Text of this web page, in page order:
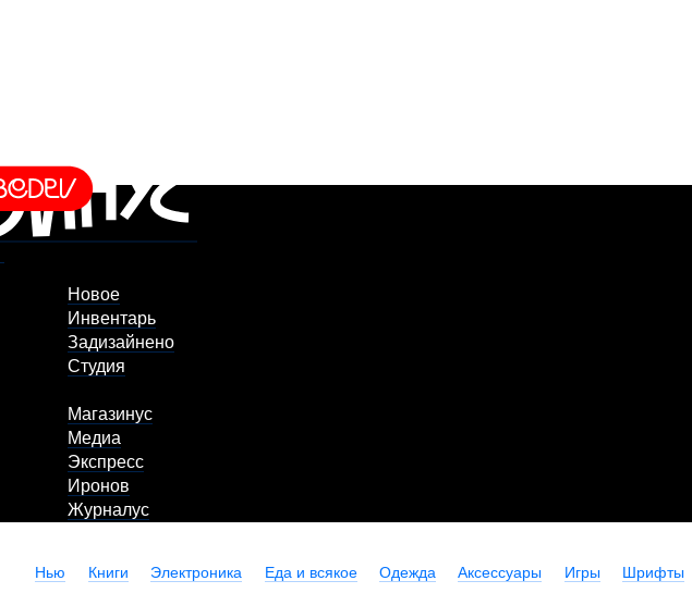
Новое
Инвентарь
Задизайнено
Студия
Магазинус
Медиа
Экспресс
Иронов
Журналус
Нью Книги Электроника Еда и всякое Одежда Аксессуары Игры Шрифты